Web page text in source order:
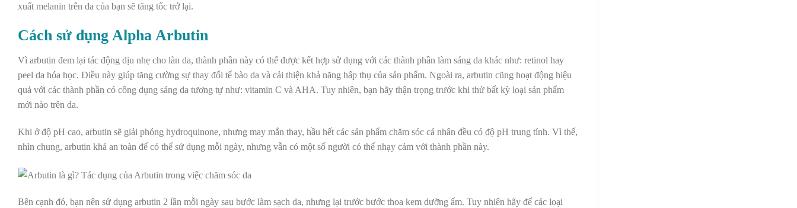
xuất melanin trên da của bạn sẽ tăng tốc trở lại.
Cách sử dụng Alpha Arbutin
Vì arbutin đem lại tác động dịu nhẹ cho làn da, thành phần này có thể được kết hợp sử dụng với các thành phần làm sáng da khác như: retinol hay
peel da hóa học. Điều này giúp tăng cường sự thay đổi tế bào da và cải thiện khả năng hấp thụ của sản phẩm. Ngoài ra, arbutin cũng hoạt động hiệu
quả với các thành phần có công dụng sáng da tương tự như: vitamin C và AHA. Tuy nhiên, bạn hãy thận trọng trước khi thử bất kỳ loại sản phẩm
mới nào trên da.
Khi ở độ pH cao, arbutin sẽ giải phóng hydroquinone, nhưng may mắn thay, hầu hết các sản phẩm chăm sóc cá nhân đều có độ pH trung tính. Vì thế,
nhìn chung, arbutin khá an toàn để có thể sử dụng mỗi ngày, nhưng vẫn có một số người có thể nhạy cảm với thành phần này.
Bên cạnh đó, bạn nên sử dụng arbutin 2 lần mỗi ngày sau bước làm sạch da, nhưng lại trước bước thoa kem dưỡng ẩm. Tuy nhiên hãy để các loại